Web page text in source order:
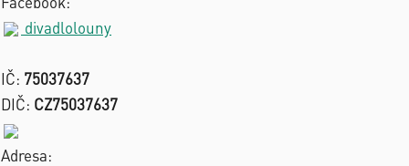
divadlolouny
IČ: 75037637
DIČ: CZ75037637
Adresa: